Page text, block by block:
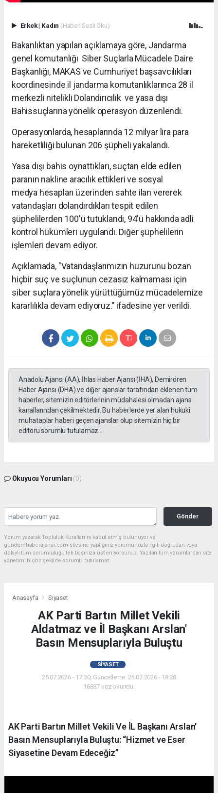
Erkek| Kadın (Haberi Sesli Oku)
Bakanlıktan yapılan açıklamaya göre, Jandarma
genel komutanlığı Siber Suçlarla Mücadele Daire
Başkanlığı, MAKAS ve Cumhuriyet başsavcılıkları
koordinesinde il jandarma komutanlıklarınca 28 il
merkezli nitelikli Dolandırıcılık ve yasa dışı
Bahissuçlarına yönelik operasyon düzenlendi.
Operasyonlarda, hesaplarında 12 milyar lira para
hareketliliği bulunan 206 şüpheli yakalandı.
Yasa dışı bahis oynattıkları, suçtan elde edilen
paranın nakline aracılık ettikleri ve sosyal
medya hesapları üzerinden sahte ilan vererek
vatandaşları dolandırdıkları tespit edilen
şüphelilerden 100'ü tutuklandı, 94'ü hakkında adli
kontrol hükümleri uygulandı. Diğer şüphelilerin
işlemleri devam ediyor.
Açıklamada, "Vatandaşlarımızın huzurunu bozan
hiçbir suç ve suçlunun cezasız kalmaması için
siber suçlara yönelik yürüttüğümüz mücadelemize
kararlılıkla devam ediyoruz." ifadesine yer verildi.
Anadolu Ajansı (AA), İhlas Haber Ajansı (İHA), Demirören
Haber Ajansı (DHA) ve diğer ajanslar tarafından eklenen tüm
haberler, sitemizin editörlerinin müdahalesi olmadan ajans
kanallarından çekilmektedir. Bu haberlerde yer alan hukuki
muhataplar haberi geçen ajanslar olup sitemizin hiç bir
editörü sorumlu tutulamaz...
Okuyucu Yorumları (0)
Gönder
Yorum yazarak Topluluk Kuralları’nı kabul etmiş bulunuyor ve
gundemhaberajansi.com sitesine yaptığınız yorumunuzla ilgili doğrudan veya
dolaylı tüm sorumluluğu tek başınıza üstleniyorsunuz. Yazılan tüm yorumlardan site
yönetimi hiçbir şekilde sorumlu tutulamaz.
Anasayfa Siyaset
AK Parti Bartın Millet Vekili
Aldatmaz ve İl Başkanı Arslan'
Basın Mensuplarıyla Buluştu
SIYASET
25.07.2026 - 17:30, Güncelleme: 25.07.2026 - 18:28
16837 kez okundu.
AK Parti Bartın Millet Vekili Ve İL Başkanı Arslan'
Basın Mensuplarıyla Buluştu: “Hizmet ve Eser
Siyasetine Devam Edeceğiz”